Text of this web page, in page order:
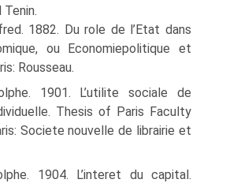
Tenin.
1882. Du role de l’Etat dans
ou Economiepolitique et
Rousseau.
1901. L’utilite sociale de
Thesis of Paris Faculty
Societe nouvelle de librairie et
1904. L’interet du capital.